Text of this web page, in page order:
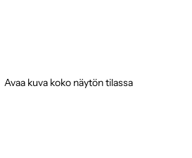
Avaa kuva koko näytön tilassa